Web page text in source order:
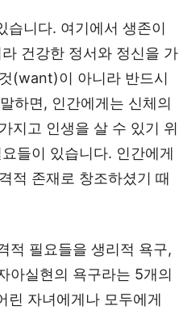
습니다. 여기에서 생존이
건강한 정서와 정신을 가
(want)이 아니라 반드시
하면, 인간에게는 신체의
지고 인생을 살 수 있기 위
들이 있습니다. 인간에게
적 존재로 창조하셨기 때
적 필요들을 생리적 욕구,
아실현의 욕구라는 5개의
린 자녀에게나 모두에게